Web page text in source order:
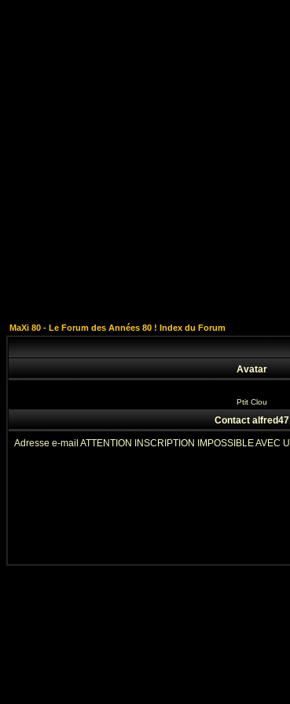
MaXi 80 - Le Forum des Années 80 ! Index du Forum
Avatar
Ptit Clou
Contact alfred47
Adresse e-mail ATTENTION INSCRIPTION IMPOSSIBLE AVEC